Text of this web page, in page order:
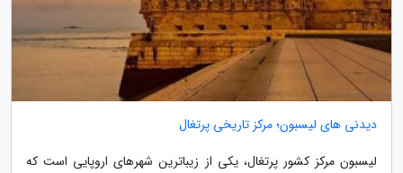
دیدنی های لیسبون؛ مرکز تاریخی پرتغال
لیسبون مرکز کشور پرتغال، یکی از زیباترین شهرهای اروپایی است که